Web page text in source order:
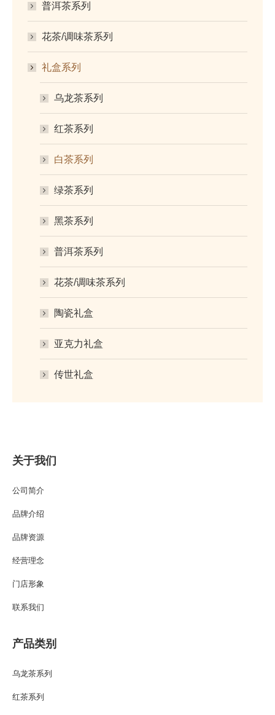
普洱茶系列
花茶/调味茶系列
礼盒系列
乌龙茶系列
红茶系列
白茶系列
绿茶系列
黑茶系列
普洱茶系列
花茶/调味茶系列
陶瓷礼盒
亚克力礼盒
传世礼盒
关于我们
公司简介
品牌介绍
品牌资源
经营理念
门店形象
联系我们
产品类别
乌龙茶系列
红茶系列